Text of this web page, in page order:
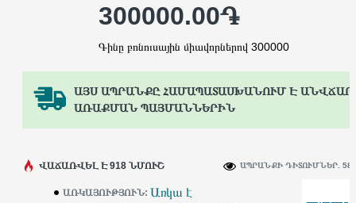
ԱՅՍ ԱՊՐԱՆՔԸ ՀԱՄԱՊԱՏԱՍԽԱՆՈՒՄ Է ԱՆՎՃԱՐ
ԱՌԱՔՄԱՆ ՊԱՅՄԱՆՆԵՐԻՆ
ԱՌԿԱՅՈՒԹՅՈՒՆ: Առկա է
ՎԱՃԱՌՎԵԼ Է 918 ՆՄՈՒՇ ԱՊՐԱՆՔԻ ԴԻՏՈՒՄՆԵՐ.
300000.00֏
Գինը բոնուսային միավորներով 300000